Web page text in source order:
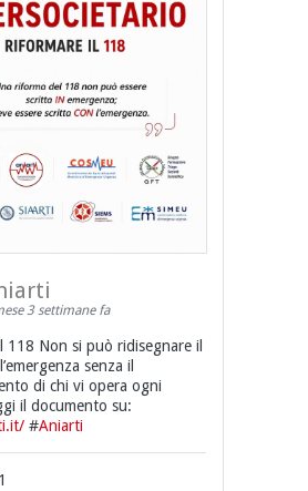
3 settimane fa
118 Non si può ridisegnare il
senza il
di chi vi opera ogni
il documento su:
#Aniarti
1